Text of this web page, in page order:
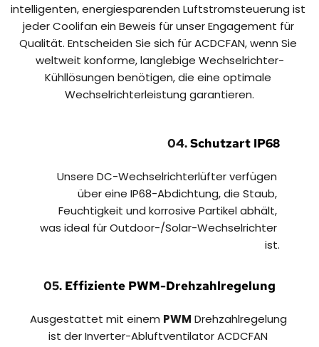
intelligenten, energiesparenden Luftstromsteuerung ist
jeder Coolifan ein Beweis für unser Engagement für
Qualität. Entscheiden Sie sich für ACDCFAN, wenn Sie
weltweit konforme, langlebige Wechselrichter-
Kühllösungen benötigen, die eine optimale
Wechselrichterleistung garantieren.
04. Schutzart IP68
Unsere DC-Wechselrichterlüfter verfügen
über eine IP68-Abdichtung, die Staub,
Feuchtigkeit und korrosive Partikel abhält,
was ideal für Outdoor-/Solar-Wechselrichter
ist.
05. Effiziente PWM-Drehzahlregelung
Ausgestattet mit einem PWM Drehzahlregelung
ist der Inverter-Abluftventilator ACDCFAN